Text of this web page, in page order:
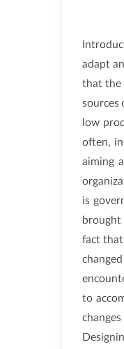
adapt
that the
sources
low
often,
aiming
is
brought
fact
to